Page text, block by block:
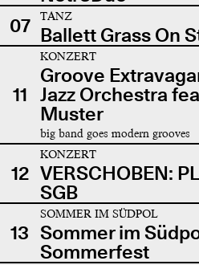
07
TANZ
Ballett Grass On
11
KONZERT
Groove
Jazz Orchestra
Muster
big band goes modern grooves
12
KONZERT
VERSCHOBEN:
SGB
13
SOMMER IM SÜDPOL
Sommer im
Sommerfest